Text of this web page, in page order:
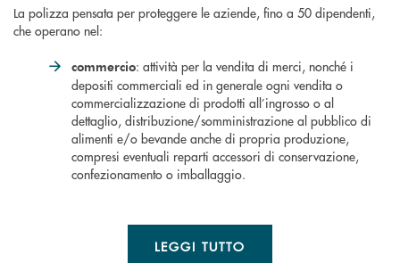
La polizza pensata per proteggere le aziende, fino a 50 dipendenti,
che operano nel:
commercio: attività per la vendita di merci, nonché i
depositi commerciali ed in generale ogni vendita o
commercializzazione di prodotti all’ingrosso o al
dettaglio, distribuzione/somministrazione al pubblico di
alimenti e/o bevande anche di propria produzione,
compresi eventuali reparti accessori di conservazione,
confezionamento o imballaggio.
LEGGI TUTTO